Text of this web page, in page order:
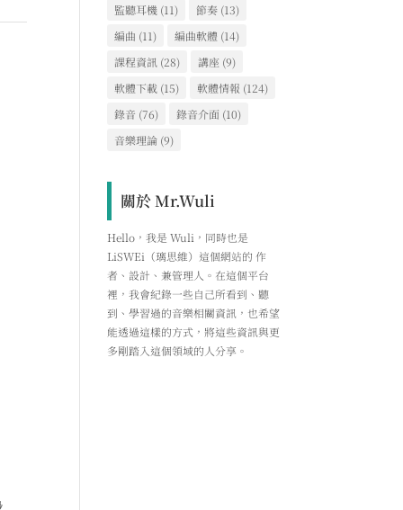
監聽耳機 (11) 節奏 (13)
編曲 (11) 編曲軟體 (14)
課程資訊 (28) 講座 (9)
軟體下載 (15) 軟體情報 (124)
錄音 (76) 錄音介面 (10)
音樂理論 (9)
關於 Mr.Wuli
Hello，我是 Wuli，同時也是
LiSWEi（璃思維）這個網站的 作
者、設計、兼管理人。在這個平台
裡，我會紀錄一些自己所看到、聽
到、學習過的音樂相關資訊，也希望
能透過這樣的方式，將這些資訊與更
多剛踏入這個領域的人分享。